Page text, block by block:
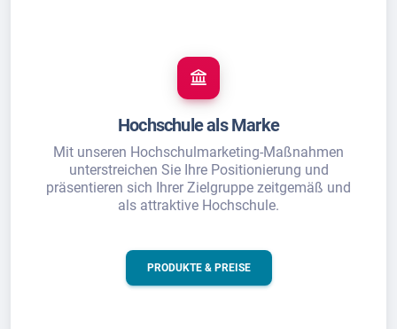
Hochschule als Marke
Mit unseren Hochschulmarketing-Maßnahmen
unterstreichen Sie Ihre Positionierung und
präsentieren sich Ihrer Zielgruppe zeitgemäß und
als attraktive Hochschule.
PRODUKTE & PREISE